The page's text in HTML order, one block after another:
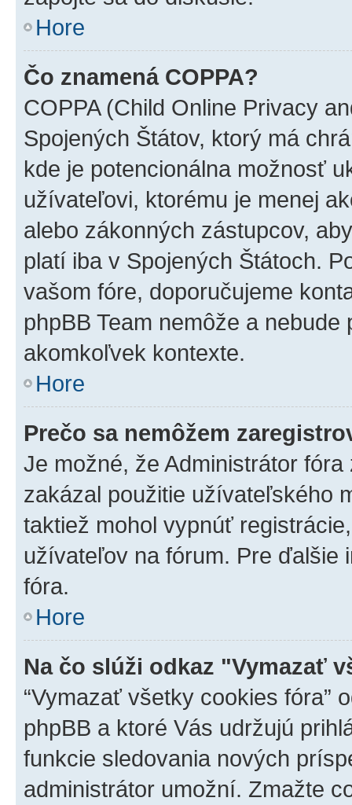
Hore
Čo znamená COPPA?
COPPA (Child Online Privacy
Spojených Štátov, ktorý má
kde je potencionálna možnosť
užívateľovi, ktorému je menej
alebo zákonných zástupcov,
platí iba v Spojených Štátoch.
vašom fóre, doporučujeme
phpBB Team nemôže a
akomkoľvek kontexte.
Hore
Prečo sa nemôžem
Je možné, že Administrátor
zakázal použitie užívateľského
taktiež mohol vypnúť
užívateľov na fórum. Pre ďalšie
fóra.
Hore
Na čo slúži odkaz "Vymazať
“Vymazať všetky cookies fóra”
phpBB a ktoré Vás udržujú
funkcie sledovania nových
administrátor umožní. Zmažte